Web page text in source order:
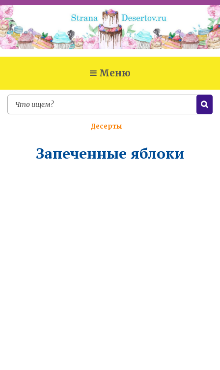
Меню
Десерты
Запеченные яблоки